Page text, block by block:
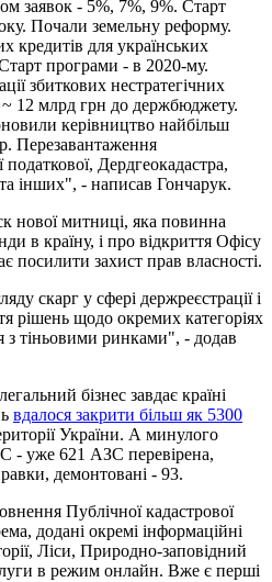
заявок - 5%, 7%, 9%. Старт
Почали земельну реформу.
кредитів для українських
програми - в 2020-му.
збиткових нестратегічних
~ 12 млрд грн до держбюджету.
керівництво найбільш
Перезавантаження
Дердгеокадастра,
інших", - написав Гончарук.
нової митниці, яка повинна
в країну, і про відкриття Офісу
посилити захист прав власності.
скарг у сфері держреєстрації і
рішень щодо окремих категоріях
з тіньовими ринками", - додав
бізнес завдає країні
вдалося закрити більш як 5300
України. А минулого
- уже 621 АЗС перевірена,
демонтовані - 93.
Публічної кадастрової
додані окремі інформаційні
Ліси, Природно-заповідний
в режим онлайн. Вже є перші